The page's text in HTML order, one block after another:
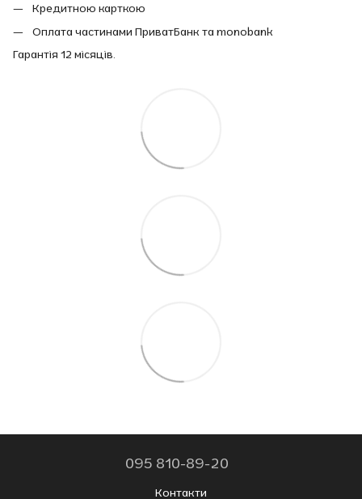
Кредитною карткою
Оплата частинами ПриватБанк та monobank
Гарантія 12 місяців.
095 810-89-20
Контакти